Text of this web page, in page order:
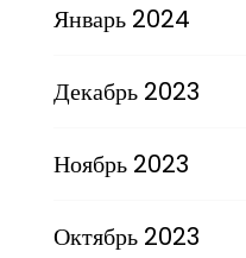
Январь 2024
Декабрь 2023
Ноябрь 2023
Октябрь 2023